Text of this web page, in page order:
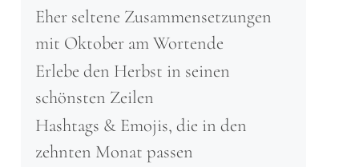
Eher seltene Zusammensetzungen
mit Oktober am Wortende
Erlebe den Herbst in seinen
schönsten Zeilen
Hashtags & Emojis, die in den
zehnten Monat passen